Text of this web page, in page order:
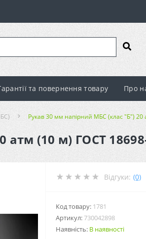
та повернення товару Про
Рукав 30 мм напірний МБС (клас "Б")
атм (10 м) ГОСТ
Відгуки: (0)
Код товару: 1781
Артикул:730042898
Наявність: В наявності